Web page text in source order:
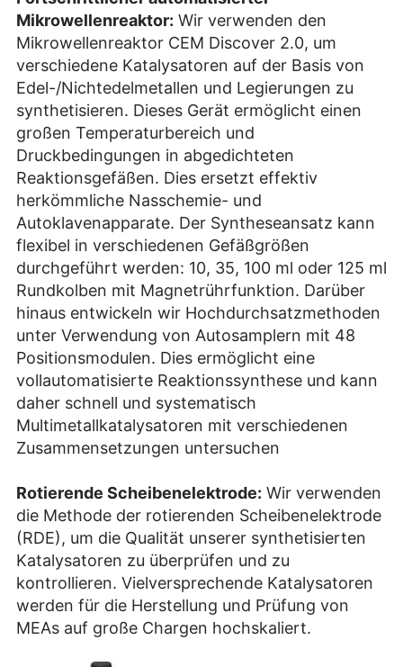
Mikrowellenreaktor: Wir verwenden den
Mikrowellenreaktor CEM Discover 2.0, um
verschiedene Katalysatoren auf der Basis von
Edel-/Nichtedelmetallen und Legierungen zu
synthetisieren. Dieses Gerät ermöglicht einen
großen Temperaturbereich und
Druckbedingungen in abgedichteten
Reaktionsgefäßen. Dies ersetzt effektiv
herkömmliche Nasschemie- und
Autoklavenapparate. Der Syntheseansatz kann
flexibel in verschiedenen Gefäßgrößen
durchgeführt werden: 10, 35, 100 ml oder 125 ml
Rundkolben mit Magnetrührfunktion. Darüber
hinaus entwickeln wir Hochdurchsatzmethoden
unter Verwendung von Autosamplern mit 48
Positionsmodulen. Dies ermöglicht eine
vollautomatisierte Reaktionssynthese und kann
daher schnell und systematisch
Multimetallkatalysatoren mit verschiedenen
Zusammensetzungen untersuchen
Rotierende Scheibenelektrode: Wir verwenden
die Methode der rotierenden Scheibenelektrode
(RDE), um die Qualität unserer synthetisierten
Katalysatoren zu überprüfen und zu
kontrollieren. Vielversprechende Katalysatoren
werden für die Herstellung und Prüfung von
MEAs auf große Chargen hochskaliert.